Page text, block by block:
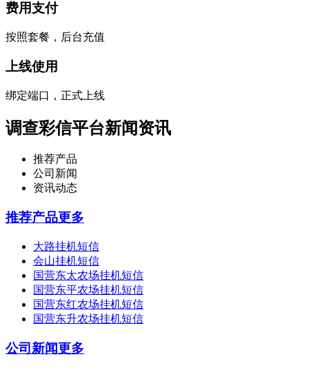
费用支付
按照套餐，后台充值
上线使用
绑定端口，正式上线
调查彩信平台新闻资讯
推荐产品
公司新闻
资讯动态
推荐产品更多
大路挂机短信
会山挂机短信
国营东太农场挂机短信
国营东平农场挂机短信
国营东红农场挂机短信
国营东升农场挂机短信
公司新闻更多